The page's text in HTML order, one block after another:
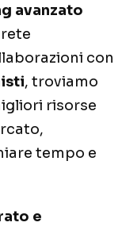
avanzato
con
, troviamo
risorse
tempo e
e